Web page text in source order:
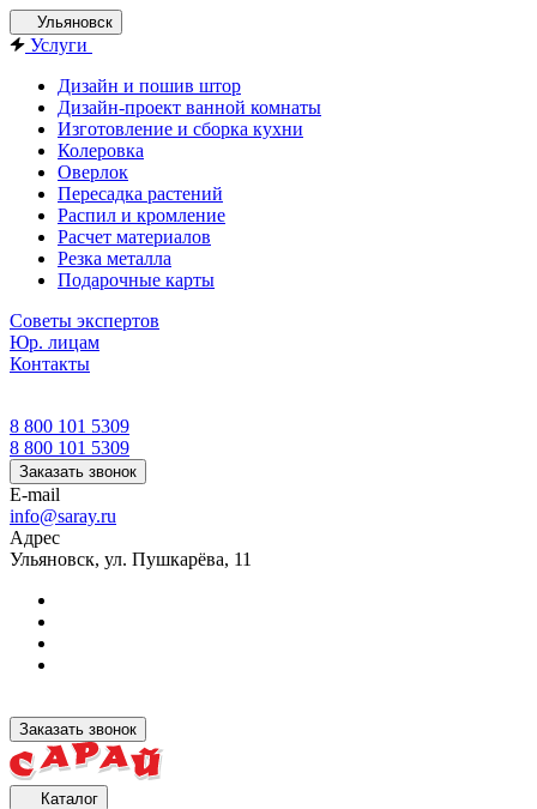
Ульяновск
Услуги
Дизайн и пошив штор
Дизайн-проект ванной комнаты
Изготовление и сборка кухни
Колеровка
Оверлок
Пересадка растений
Распил и кромление
Расчет материалов
Резка металла
Подарочные карты
Советы экспертов
Юр. лицам
Контакты
8 800 101 5309
8 800 101 5309
Заказать звонок
E-mail
info@saray.ru
Адрес
Ульяновск, ул. Пушкарёва, 11
Заказать звонок
Каталог